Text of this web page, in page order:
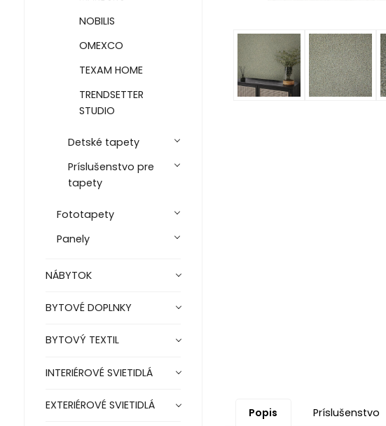
NOBILIS
OMEXCO
TEXAM HOME
TRENDSETTER
STUDIO
Detské tapety
Príslušenstvo pre
tapety
Fototapety
Panely
NÁBYTOK
BYTOVÉ DOPLNKY
BYTOVÝ TEXTIL
INTERIÉROVÉ SVIETIDLÁ
EXTERIÉROVÉ SVIETIDLÁ
Popis Príslušenstvo